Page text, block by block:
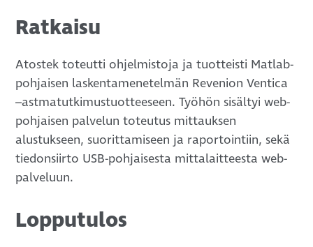
Ratkaisu
Atostek toteutti ohjelmistoja ja tuotteisti Matlab-
pohjaisen laskentamenetelmän Revenion Ventica
–astmatutkimustuotteeseen. Työhön sisältyi web-
pohjaisen palvelun toteutus mittauksen
alustukseen, suorittamiseen ja raportointiin, sekä
tiedonsiirto USB-pohjaisesta mittalaitteesta web-
palveluun.
Lopputulos